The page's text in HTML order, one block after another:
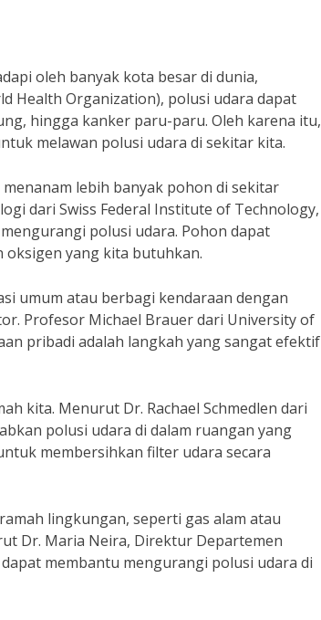
oleh banyak kota besar di dunia,
Health Organization), polusi udara dapat
hingga kanker paru-paru. Oleh karena itu,
melawan polusi udara di sekitar kita.
lebih banyak pohon di sekitar
dari Swiss Federal Institute of Technology,
polusi udara. Pohon dapat
oksigen yang kita butuhkan.
umum atau berbagi kendaraan dengan
Profesor Michael Brauer dari University of
pribadi adalah langkah yang sangat efektif
kita. Menurut Dr. Rachael Schmedlen dari
polusi udara di dalam ruangan yang
membersihkan filter udara secara
lingkungan, seperti gas alam atau
Dr. Maria Neira, Direktur Departemen
membantu mengurangi polusi udara di